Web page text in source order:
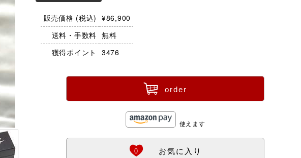
販売価格 (税込) ¥86,900
送料・手数料 無料
獲得ポイント
3476
ü order
使えます
Ö
0 お気に入り